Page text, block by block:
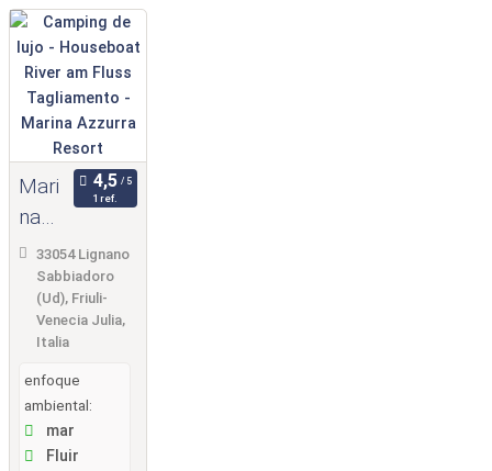
Mari
na
Azzu
rra
Reso
1 ref.
33054 Lignano
Sabbiadoro
(Ud), Friuli-
Venecia Julia,
Italia
enfoque
ambiental:
mar
Fluir